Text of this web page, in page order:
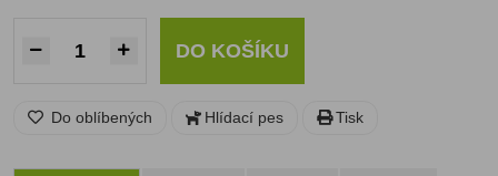
DO KOŠÍKU
Do oblíbených Hlídací pes Tisk